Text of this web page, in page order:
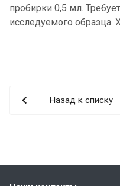
пробирки 0,5 мл.
исследуемого образца.
Назад к списку